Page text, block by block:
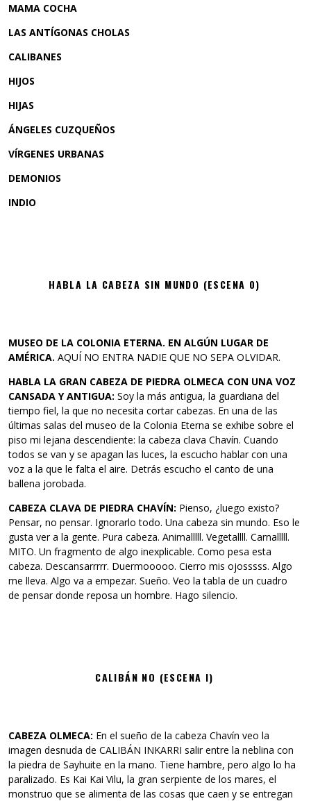
MAMA COCHA
LAS ANTÍGONAS CHOLAS
CALIBANES
HIJOS
HIJAS
ÁNGELES CUZQUEÑOS
VÍRGENES URBANAS
DEMONIOS
INDIO
HABLA LA CABEZA SIN MUNDO (ESCENA 0)
MUSEO DE LA COLONIA ETERNA. EN ALGÚN LUGAR DE
AMÉRICA. AQUÍ NO ENTRA NADIE QUE NO SEPA OLVIDAR.
HABLA LA GRAN CABEZA DE PIEDRA OLMECA CON UNA VOZ
CANSADA Y ANTIGUA: Soy la más antigua, la guardiana del
tiempo fiel, la que no necesita cortar cabezas. En una de las
últimas salas del museo de la Colonia Eterna se exhibe sobre el
piso mi lejana descendiente: la cabeza clava Chavín. Cuando
todos se van y se apagan las luces, la escucho hablar con una
voz a la que le falta el aire. Detrás escucho el canto de una
ballena jorobada.
CABEZA CLAVA DE PIEDRA CHAVÍN: Pienso, ¿luego existo?
Pensar, no pensar. Ignorarlo todo. Una cabeza sin mundo. Eso le
gusta ver a la gente. Pura cabeza. Animalllll. Vegetallll. Carnalllll.
MITO. Un fragmento de algo inexplicable. Como pesa esta
cabeza. Descansarrrrr. Duermooooo. Cierro mis ojosssss. Algo
me lleva. Algo va a empezar. Sueño. Veo la tabla de un cuadro
de pensar donde reposa un hombre. Hago silencio.
CALIBÁN NO (ESCENA I)
CABEZA OLMECA: En el sueño de la cabeza Chavín veo la
imagen desnuda de CALIBÁN INKARRI salir entre la neblina con
la piedra de Sayhuite en la mano. Tiene hambre, pero algo lo ha
paralizado. Es Kai Kai Vilu, la gran serpiente de los mares, el
monstruo que se alimenta de las cosas que caen y se entregan